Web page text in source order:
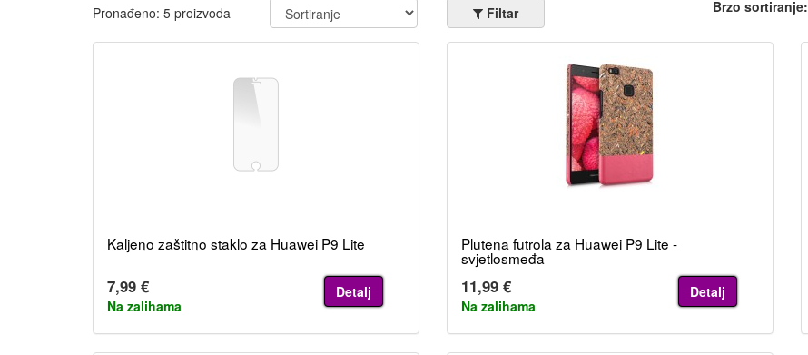
Pronađeno: 5 proizvoda Filtar Brzo sortiranje:
Kaljeno zaštitno staklo za Huawei P9 Lite
7,99 €
Na zalihama
Detalj
Plutena futrola za Huawei P9 Lite -
svjetlosmeđa
11,99 €
Na zalihama
Detalj